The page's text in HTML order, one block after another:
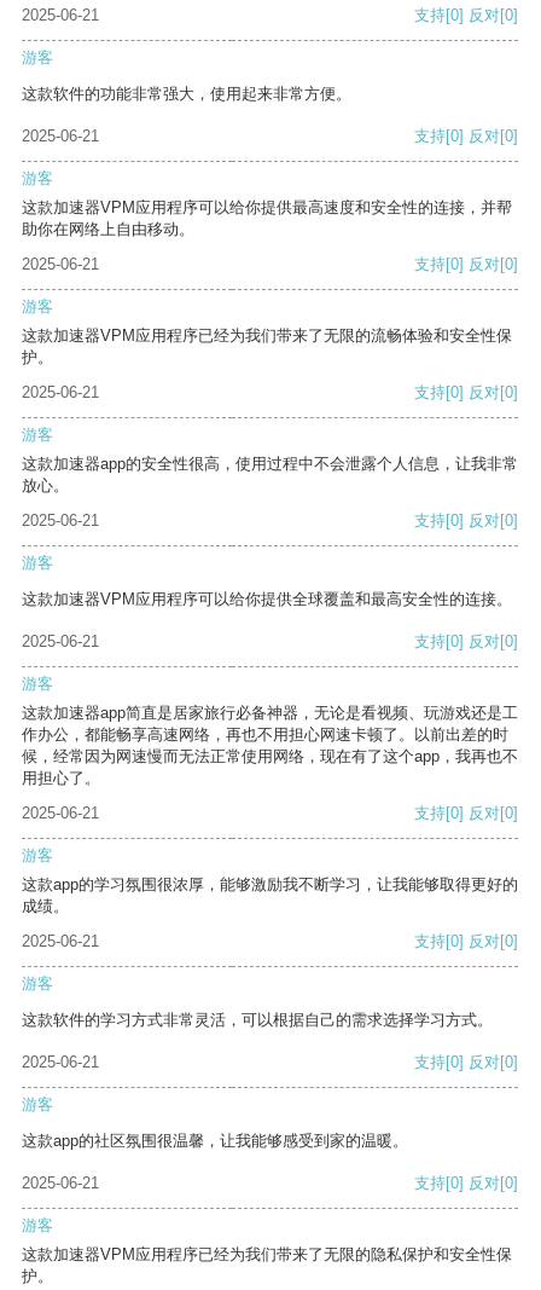
2025-06-21 支持[0] 反对[0]
游客
这款软件的功能非常强大，使用起来非常方便。
2025-06-21 支持[0] 反对[0]
游客
这款加速器VPM应用程序可以给你提供最高速度和安全性的连接，并帮
助你在网络上自由移动。
2025-06-21
支持[0] 反对[0]
游客
这款加速器VPM应用程序已经为我们带来了无限的流畅体验和安全性保
护。
2025-06-21
支持[0] 反对[0]
游客
这款加速器app的安全性很高，使用过程中不会泄露个人信息，让我非常
放心。
2025-06-21
支持[0] 反对[0]
游客
这款加速器VPM应用程序可以给你提供全球覆盖和最高安全性的连接。
2025-06-21 支持[0] 反对[0]
游客
这款加速器app简直是居家旅行必备神器，无论是看视频、玩游戏还是工
作办公，都能畅享高速网络，再也不用担心网速卡顿了。以前出差的时
候，经常因为网速慢而无法正常使用网络，现在有了这个app，我再也不
用担心了。
2025-06-21
支持[0] 反对[0]
游客
这款app的学习氛围很浓厚，能够激励我不断学习，让我能够取得更好的
成绩。
2025-06-21
支持[0] 反对[0]
游客
这款软件的学习方式非常灵活，可以根据自己的需求选择学习方式。
2025-06-21 支持[0] 反对[0]
游客
这款app的社区氛围很温馨，让我能够感受到家的温暖。
2025-06-21 支持[0] 反对[0]
游客
这款加速器VPM应用程序已经为我们带来了无限的隐私保护和安全性保
护。